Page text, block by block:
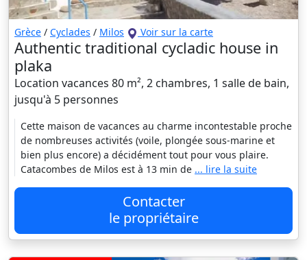
Grèce / Cyclades / Milos Voir sur la carte
Authentic traditional cycladic house in
plaka
Location vacances 80 m², 2 chambres, 1 salle de bain,
jusqu'à 5 personnes
Cette maison de vacances au charme incontestable proche
de nombreuses activités (voile, plongée sous-marine et
bien plus encore) a décidément tout pour vous plaire.
Catacombes de Milos est à 13 min de ... lire la suite
Contacter
le propriétaire